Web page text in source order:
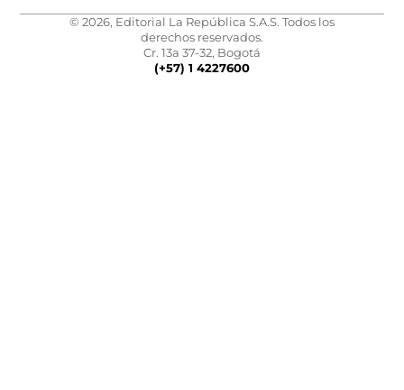
© 2026, Editorial La República S.A.S. Todos los
derechos reservados.
Cr. 13a 37-32, Bogotá
(+57) 1 4227600